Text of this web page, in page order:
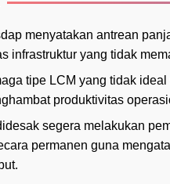
menyatakan antrean
infrastruktur yang tidak
tipe LCM yang tidak
produktivitas
segera melakukan
permanen guna